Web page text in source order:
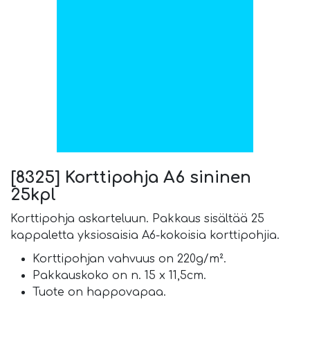
[8325] Korttipohja A6 sininen
25kpl
Korttipohja askarteluun. Pakkaus sisältää 25
kappaletta yksiosaisia A6-kokoisia korttipohjia.
Korttipohjan vahvuus on 220g/m².
Pakkauskoko on n. 15 x 11,5cm.
Tuote on happovapaa.